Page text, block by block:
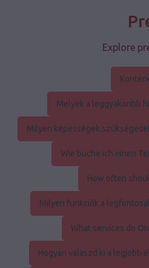
Explore
Melyek a leggyakoribb
Milyen képességek
Wie buche ich einen
How often
Milyen funkciók a
What services do
Hogyan válaszd ki a legjobb